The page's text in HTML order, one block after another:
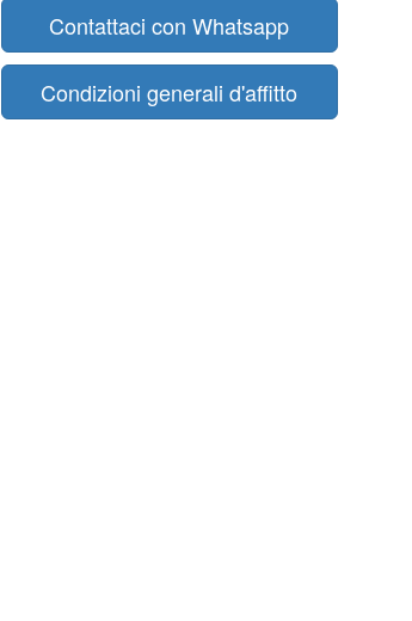
Contattaci con Whatsapp
Condizioni generali d'affitto